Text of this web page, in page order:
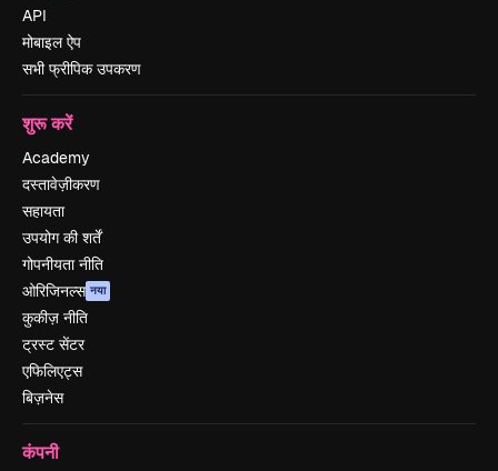
API
मोबाइल ऐप
सभी फ्रीपिक उपकरण
शुरू करें
Academy
दस्तावेज़ीकरण
सहायता
उपयोग की शर्तें
गोपनीयता नीति
ओरिजिनल्स नया
कुकीज़ नीति
ट्रस्ट सेंटर
एफिलिएट्स
बिज़नेस
कंपनी